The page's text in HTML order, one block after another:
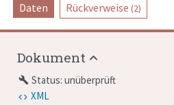
Daten Rückverweise (2)
Dokument
build Status: unüberprüft
XML